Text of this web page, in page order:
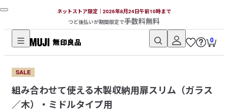
ネットストア限定｜2026年8月24日午前10時まで
つど後払いが期間限定で手数料無料
無
印
良
品
ネ
0
SALE
組み合わせて使える木製収納用扉スリム（ガラス
／木）・ミドルタイプ用